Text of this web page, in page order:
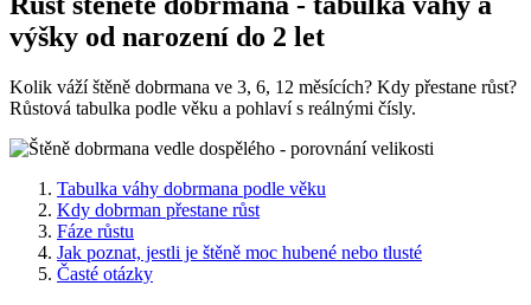
výšky od narození do 2 let
Kolik váží štěně dobrmana ve 3, 6, 12 měsících? Kdy přestane růst?
Růstová tabulka podle věku a pohlaví s reálnými čísly.
Tabulka váhy dobrmana podle věku
Kdy dobrman přestane růst
Fáze růstu
Jak poznat, jestli je štěně moc hubené nebo tlusté
Časté otázky